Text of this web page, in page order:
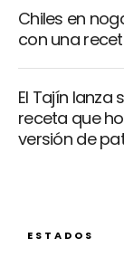
Chiles en
con una
El Tajín lanza
receta que
versión de
ESTADOS